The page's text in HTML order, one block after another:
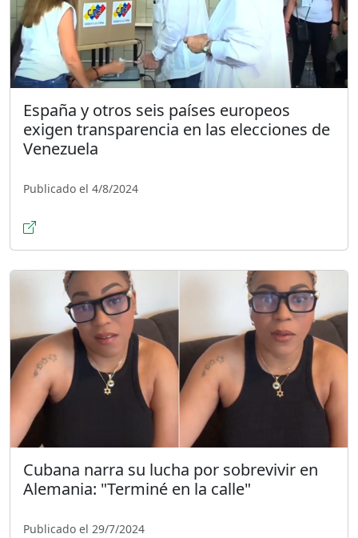
España y otros seis países europeos
exigen transparencia en las elecciones de
Venezuela
Publicado el 4/8/2024
Cubana narra su lucha por sobrevivir en
Alemania: "Terminé en la calle"
Publicado el 29/7/2024